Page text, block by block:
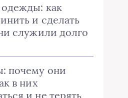
как
и сделать
служили долго
почему они
в них
и не терять